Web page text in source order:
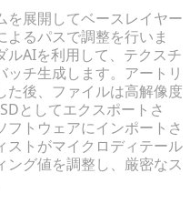
を展開してベースレイヤー
るパスで調整を行いま
ルAIを利用して、テクスチ
チ生成します。アートリ
た後、ファイルは高解像度
としてエクスポートさ
トウェアにインポートさ
ストがマイクロディテール
ング値を調整し、厳密なス